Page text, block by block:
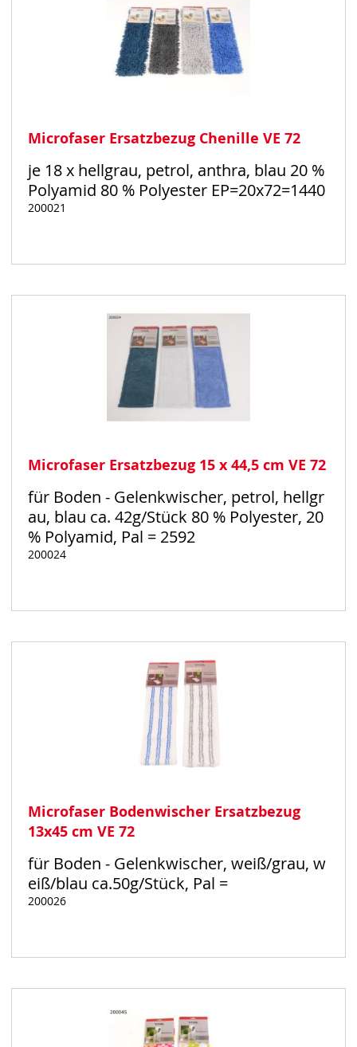
Microfaser Ersatzbezug Chenille VE 72
je 18 x hellgrau, petrol, anthra, blau 20 %
Polyamid 80 % Polyester EP=20x72=1440
200021
Auf
Microfaser Ersatzbezug 15 x 44,5 cm VE 72
für Boden - Gelenkwischer, petrol, hellgr
au, blau ca. 42g/Stück 80 % Polyester, 20
% Polyamid, Pal = 2592
200024
Auf
Microfaser Bodenwischer Ersatzbezug
13x45 cm VE 72
für Boden - Gelenkwischer, weiß/grau, w
eiß/blau ca.50g/Stück, Pal =
200026
Auf